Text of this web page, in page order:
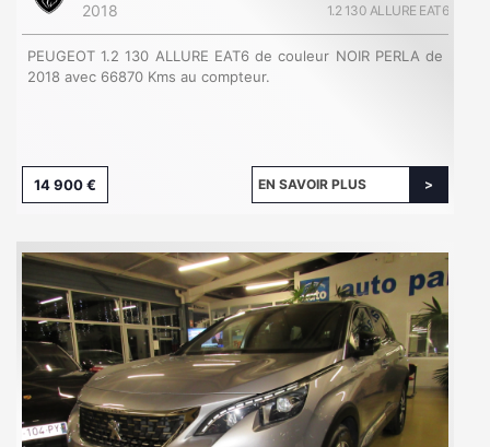
2018
1.2 130 ALLURE EAT6
PEUGEOT 1.2 130 ALLURE EAT6 de couleur NOIR PERLA de
2018 avec 66870 Kms au compteur.
14 900 € EN SAVOIR PLUS